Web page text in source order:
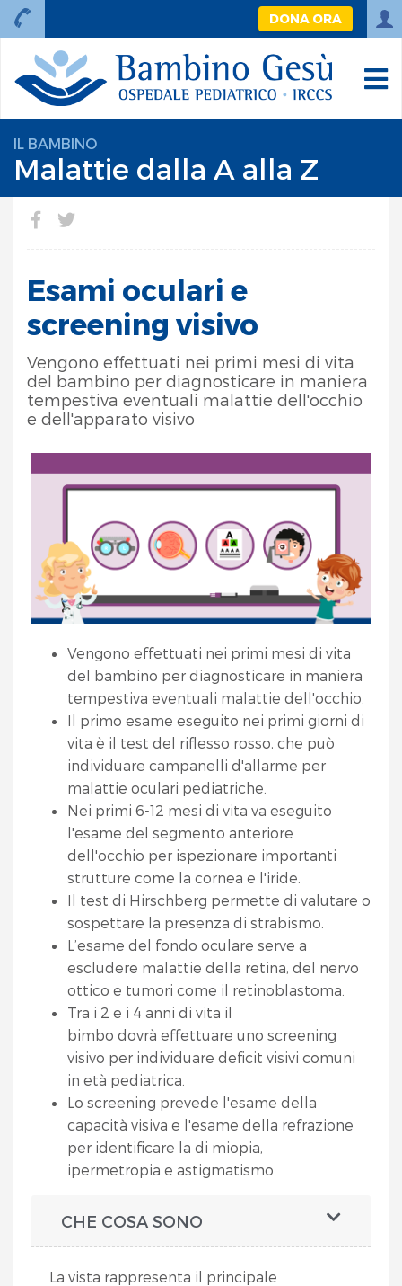
DONA ORA
IL BAMBINO
Malattie dalla A alla Z
Esami oculari e
screening visivo
Vengono effettuati nei primi mesi di vita
del bambino per diagnosticare in maniera
tempestiva eventuali malattie dell'occhio
e dell'apparato visivo
Vengono effettuati nei primi mesi di vita
del bambino per diagnosticare in maniera
tempestiva eventuali malattie dell'occhio.
Il primo esame eseguito nei primi giorni di
vita è il test del riflesso rosso, che può
individuare campanelli d'allarme per
malattie oculari pediatriche.
Nei primi 6-12 mesi di vita va eseguito
l'esame del segmento anteriore
dell'occhio per ispezionare importanti
strutture come la cornea e l'iride.
Il test di Hirschberg permette di valutare o
sospettare la presenza di strabismo.
L’esame del fondo oculare serve a
escludere malattie della retina, del nervo
ottico e tumori come il retinoblastoma.
Tra i 2 e i 4 anni di vita il
bimbo dovrà effettuare uno screening
visivo per individuare deficit visivi comuni
in età pediatrica.
Lo screening prevede l'esame della
capacità visiva e l'esame della refrazione
per identificare la di miopia,
ipermetropia e astigmatismo.
CHE COSA SONO
La vista rappresenta il principale